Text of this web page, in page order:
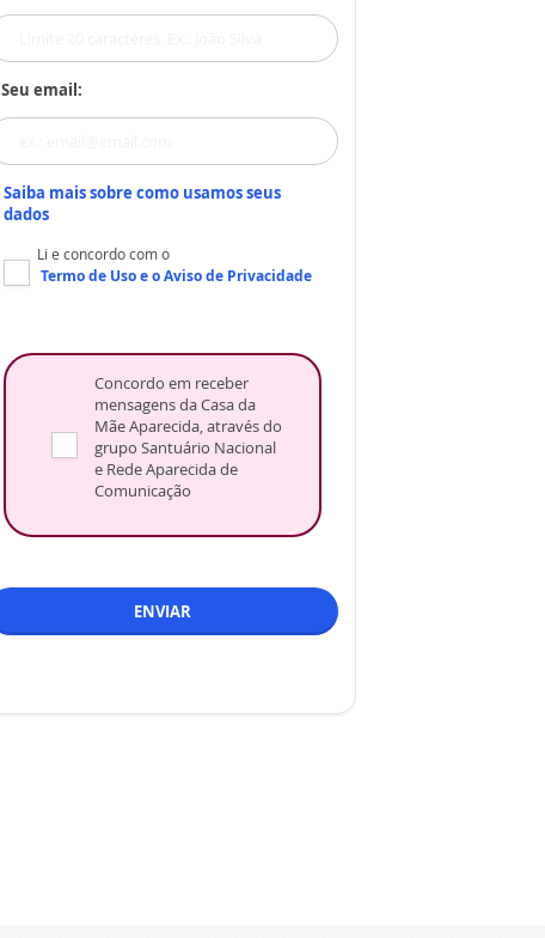
Seu email:
Saiba mais sobre como usamos seus
dados
Li e concordo com o
Termo de Usoe oAviso de Privacidade
Concordo em receber
mensagens da Casa da
Mãe Aparecida, através do
grupo Santuário Nacional
e Rede Aparecida de
Comunicação
ENVIAR